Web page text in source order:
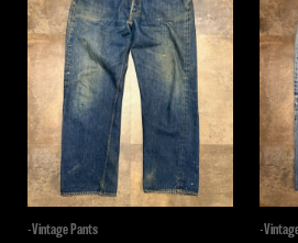
-Vintage Pants -